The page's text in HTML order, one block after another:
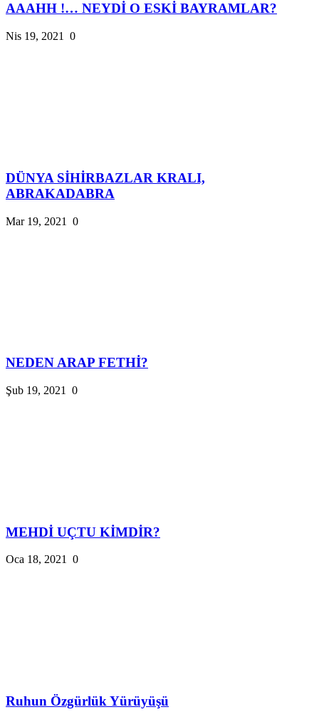
AAAHH !… NEYDİ O ESKİ BAYRAMLAR?
Nis 19, 2021 0
DÜNYA SİHİRBAZLAR KRALI,
ABRAKADABRA
Mar 19, 2021 0
NEDEN ARAP FETHİ?
Şub 19, 2021 0
MEHDİ UÇTU KİMDİR?
Oca 18, 2021 0
Ruhun Özgürlük Yürüyüşü